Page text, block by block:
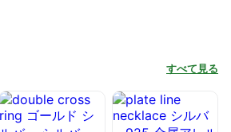
すべて見る